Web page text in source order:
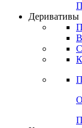
Деривативы